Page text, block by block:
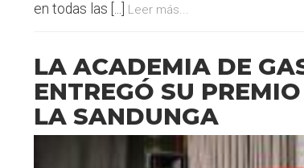
en todas las [...] Leer más...
LA ACADEMIA DE
ENTREGÓ SU
LA SANDUNGA